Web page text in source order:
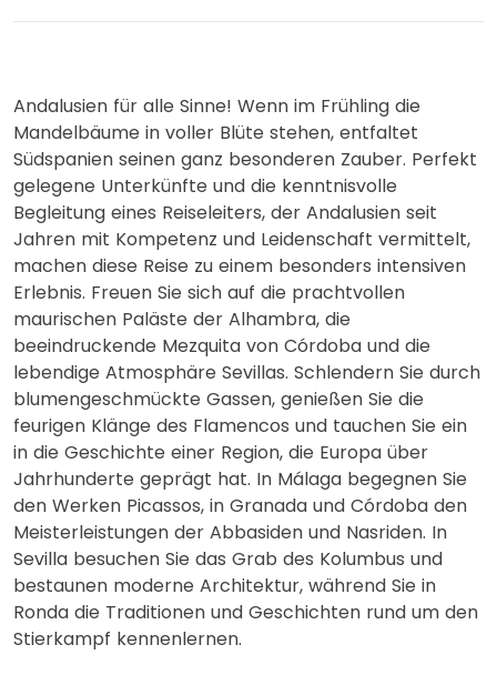
Andalusien für alle Sinne! Wenn im Frühling die
Mandelbäume in voller Blüte stehen, entfaltet
Südspanien seinen ganz besonderen Zauber. Perfekt
gelegene Unterkünfte und die kenntnisvolle
Begleitung eines Reiseleiters, der Andalusien seit
Jahren mit Kompetenz und Leidenschaft vermittelt,
machen diese Reise zu einem besonders intensiven
Erlebnis. Freuen Sie sich auf die prachtvollen
maurischen Paläste der Alhambra, die
beeindruckende Mezquita von Córdoba und die
lebendige Atmosphäre Sevillas. Schlendern Sie durch
blumengeschmückte Gassen, genießen Sie die
feurigen Klänge des Flamencos und tauchen Sie ein
in die Geschichte einer Region, die Europa über
Jahrhunderte geprägt hat. In Málaga begegnen Sie
den Werken Picassos, in Granada und Córdoba den
Meisterleistungen der Abbasiden und Nasriden. In
Sevilla besuchen Sie das Grab des Kolumbus und
bestaunen moderne Architektur, während Sie in
Ronda die Traditionen und Geschichten rund um den
Stierkampf kennenlernen.